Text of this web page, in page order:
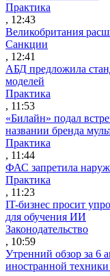
Практика
, 12:43
Великобритания
Санкции
, 12:41
АБД предложила
моделей
Практика
, 11:53
«Билайн» подал
названии бренда
Практика
, 11:44
ФАС запретила
Практика
, 11:23
IT-бизнес просит
для обучения ИИ
Законодательство
, 10:59
Утренний обзор за 6
иностранной